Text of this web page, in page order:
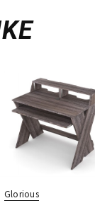
Glorious